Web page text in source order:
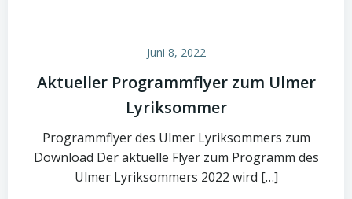
Juni 8, 2022
Aktueller Programmflyer zum Ulmer
Lyriksommer
Programmflyer des Ulmer Lyriksommers zum
Download Der aktuelle Flyer zum Programm des
Ulmer Lyriksommers 2022 wird […]